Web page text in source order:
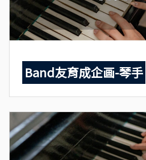
Band友育成企画-琴手